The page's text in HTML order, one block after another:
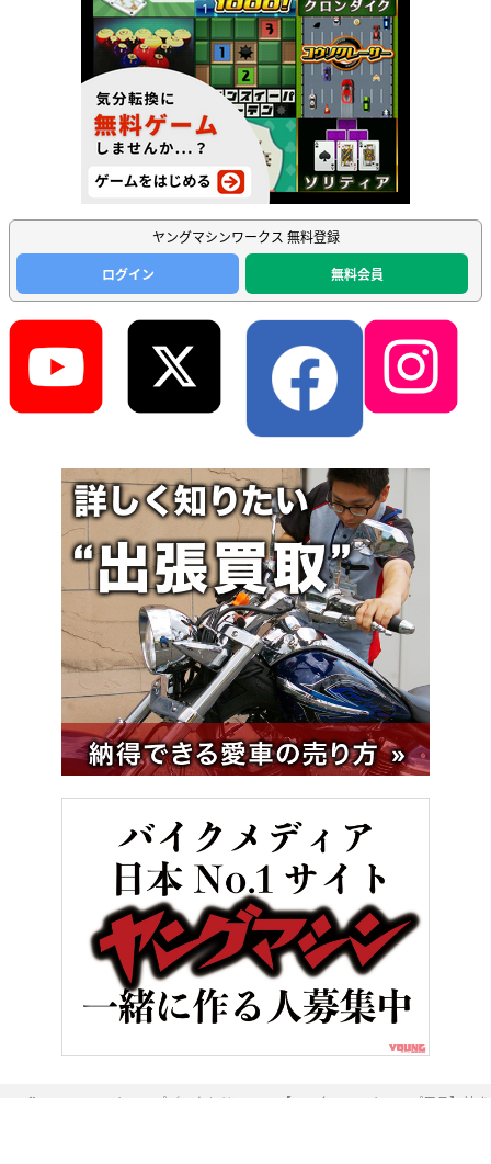
ヤングマシンワークス 無料登録
ログイン
無料会員
キャンプ／アウトドア 【ワークマン・キャンプ用品】焚